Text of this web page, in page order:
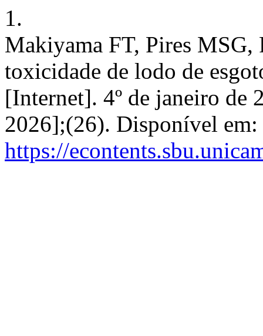
1.
Makiyama FT, Pires MSG,
toxicidade de lodo de
[Internet]. 4º de janeiro de
2026];(26). Disponível em:
https://